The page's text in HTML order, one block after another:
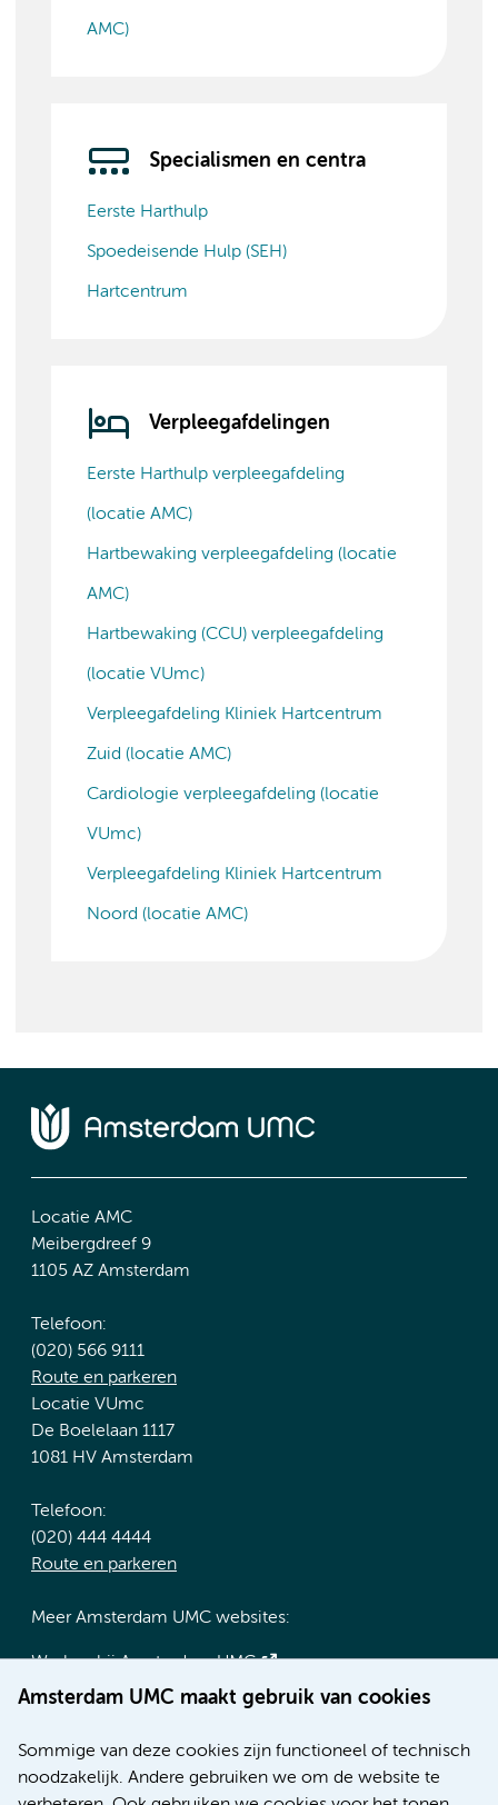
AMC)
Specialismen en centra
Eerste Harthulp
Spoedeisende Hulp (SEH)
Hartcentrum
Verpleegafdelingen
Eerste Harthulp verpleegafdeling
(locatie AMC)
Hartbewaking verpleegafdeling (locatie
AMC)
Hartbewaking (CCU) verpleegafdeling
(locatie VUmc)
Verpleegafdeling Kliniek Hartcentrum
Zuid (locatie AMC)
Cardiologie verpleegafdeling (locatie
VUmc)
Verpleegafdeling Kliniek Hartcentrum
Noord (locatie AMC)
Amsterdam UMC maakt gebruik van cookies
Sommige van deze cookies zijn functioneel of technisch
noodzakelijk. Andere gebruiken we om de website te
Locatie AMC
Meibergdreef 9
1105 AZ Amsterdam
Telefoon:
(020) 566 9111
Route en parkeren
Locatie VUmc
De Boelelaan 1117
1081 HV Amsterdam
Telefoon:
(020) 444 4444
Route en parkeren
Meer Amsterdam UMC websites:
Werken bij Amsterdam UMC
Over Amsterdam UMC
Research
Educatie locatie AMC
Educatie locatie VUmc